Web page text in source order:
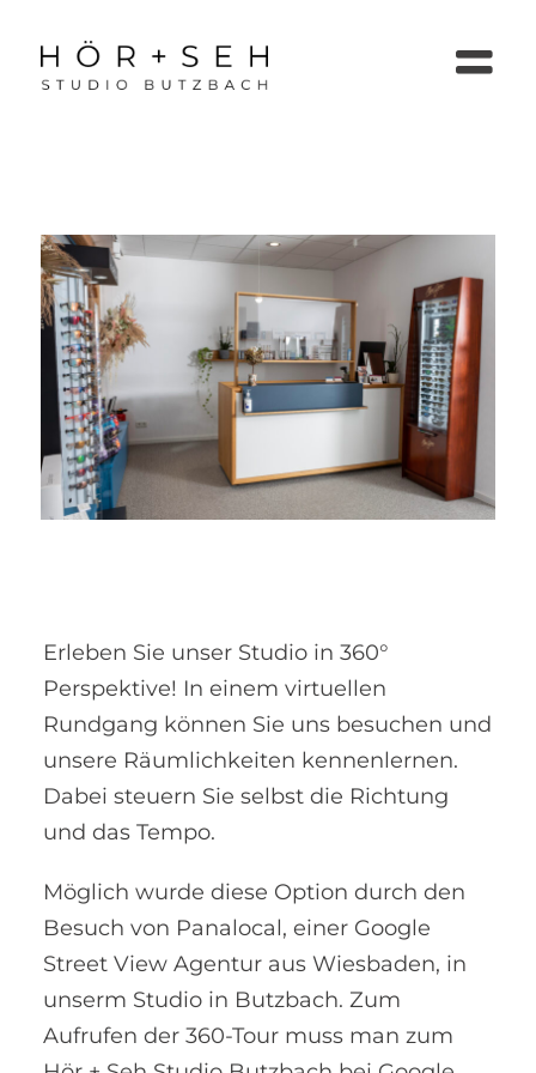
Erleben Sie unser Studio in 360°
Perspektive! In einem virtuellen
Rundgang können Sie uns besuchen und
unsere Räumlichkeiten kennenlernen.
Dabei steuern Sie selbst die Richtung
und das Tempo.
Möglich wurde diese Option durch den
Besuch von Panalocal, einer Google
Street View Agentur aus Wiesbaden, in
unserm Studio in Butzbach. Zum
Aufrufen der 360-Tour muss man zum